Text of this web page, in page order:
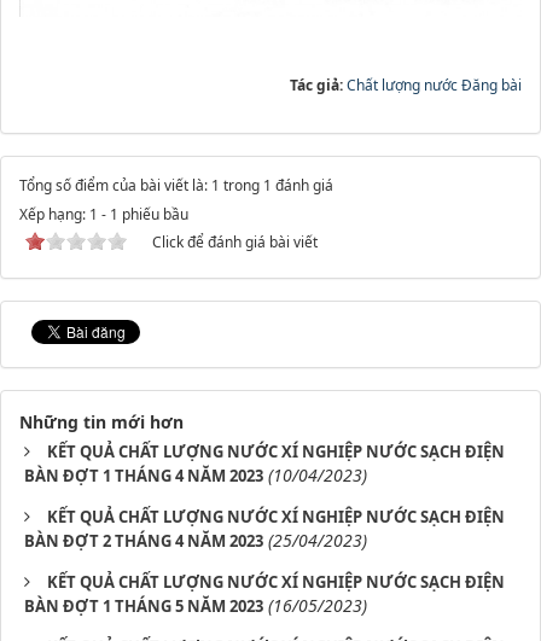
Tác giả:Chất lượng nước Đăng bài
Tổng số điểm của bài viết là: 1 trong 1 đánh giá
Xếp hạng: 1 - 1 phiếu bầu
Click để đánh giá bài viết
Những tin mới hơn
KẾT QUẢ CHẤT LƯỢNG NƯỚC XÍ NGHIỆP NƯỚC SẠCH ĐIỆN
BÀN ĐỢT 1 THÁNG 4 NĂM 2023 (10/04/2023)
KẾT QUẢ CHẤT LƯỢNG NƯỚC XÍ NGHIỆP NƯỚC SẠCH ĐIỆN
BÀN ĐỢT 2 THÁNG 4 NĂM 2023 (25/04/2023)
KẾT QUẢ CHẤT LƯỢNG NƯỚC XÍ NGHIỆP NƯỚC SẠCH ĐIỆN
BÀN ĐỢT 1 THÁNG 5 NĂM 2023 (16/05/2023)